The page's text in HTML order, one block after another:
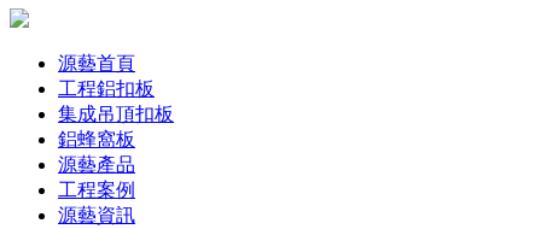
源藝首頁
工程鋁扣板
集成吊頂扣板
鋁蜂窩板
源藝產品
工程案例
源藝資訊